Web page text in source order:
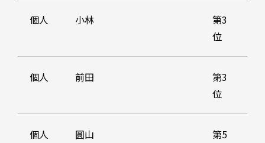
個人 小林
第3
位
個人 前田
第3
位
個人 圓山
第5